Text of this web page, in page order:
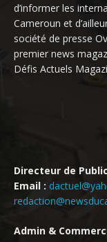
d’informer les
Cameroun et
société de presse
premier news
Défis Actuels
Directeur de
Email :
Admin &